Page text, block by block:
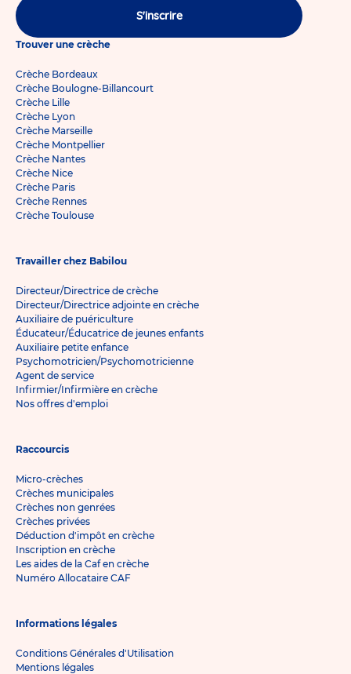
S'inscrire
Trouver une crèche
Crèche Bordeaux
Crèche Boulogne-Billancourt
Crèche Lille
Crèche Lyon
Crèche Marseille
Crèche Montpellier
Crèche Nantes
Crèche Nice
Crèche Paris
Crèche Rennes
Crèche Toulouse
Travailler chez Babilou
Directeur/Directrice de crèche
Directeur/Directrice adjointe en crèche
Auxiliaire de puériculture
Éducateur/Éducatrice de jeunes enfants
Auxiliaire petite enfance
Psychomotricien/Psychomotricienne
Agent de service
Infirmier/Infirmière en crèche
Nos offres d'emploi
Raccourcis
Micro-crèches
Crèches municipales
Crèches non genrées
Crèches privées
Déduction d'impôt en crèche
Inscription en crèche
Les aides de la Caf en crèche
Numéro Allocataire CAF
Informations légales
Conditions Générales d'Utilisation
Mentions légales